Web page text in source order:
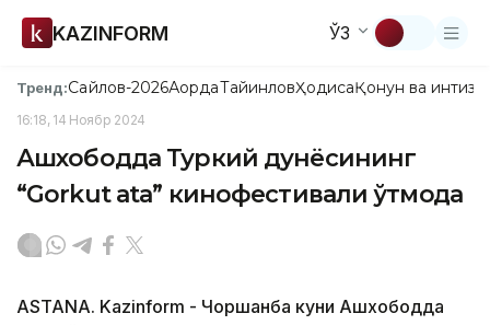
KAZINFORM ЎЗ
Тренд:Сайлов-2026АқордаТайинловҲодисаҚонун ва
16:18, 14 Ноябр 2024
Ашхободда Туркий дунёсининг
“Gorkut ata” кинофестивали ўтмоқда
ASTANA. Kazinform - Чоршанба куни Ашхободда